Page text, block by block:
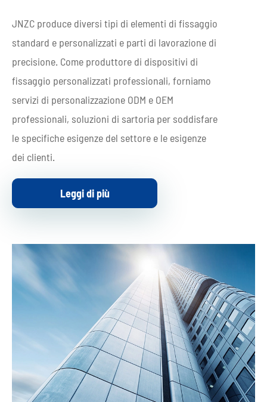
JNZC produce diversi tipi di elementi di fissaggio
standard e personalizzati e parti di lavorazione di
precisione. Come produttore di dispositivi di
fissaggio personalizzati professionali, forniamo
servizi di personalizzazione ODM e OEM
professionali, soluzioni di sartoria per soddisfare
le specifiche esigenze del settore e le esigenze
dei clienti.
Leggi di più